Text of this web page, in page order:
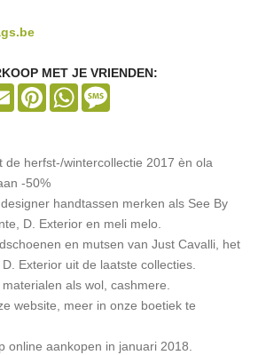
MET JE VRIENDEN:
Email PinterestWhatsApp
de herfst-/wintercollectie 2017 èn ola
-50%
handtassen merken als See By
D. Exterior en meli melo.
en mutsen van Just Cavalli, het
Exterior uit de laatste collecties.
als wol, cashmere.
website, meer in onze boetiek te
online aankopen in januari 2018.